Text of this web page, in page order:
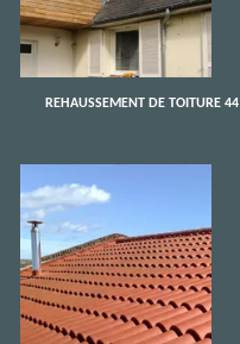
REHAUSSEMENT DE TOITURE 44